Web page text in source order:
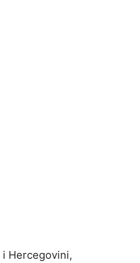
i Hercegovini,